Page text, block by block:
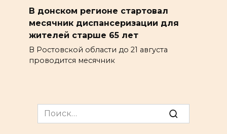
В донском регионе стартовал
месячник диспансеризации для
жителей старше 65 лет
В Ростовской области до 21 августа
проводится месячник
Search
for: